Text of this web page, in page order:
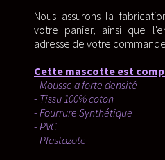
Nous assurons la
votre panier, ainsi que
adresse de votre
Cette mascotte est
- Mousse a forte densité
- Tissu 100% coton
- Fourrure Synthétique
- PVC
- Plastazote